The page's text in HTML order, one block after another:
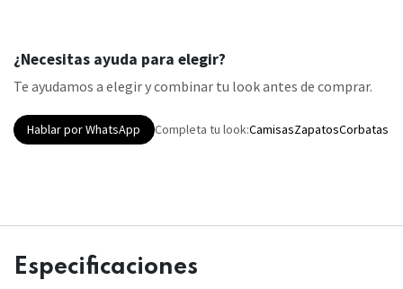
¿Necesitas ayuda para elegir?
Te ayudamos a elegir y combinar tu look antes de comprar.
Hablar por WhatsApp Completa tu look:CamisasZapatosCorbatas
Especificaciones